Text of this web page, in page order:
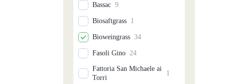
Bassac 9
Biosaftgrass 1
Bioweingrass 34
Fasoli Gino 24
Fattoria San Michaele ai
Torri
1